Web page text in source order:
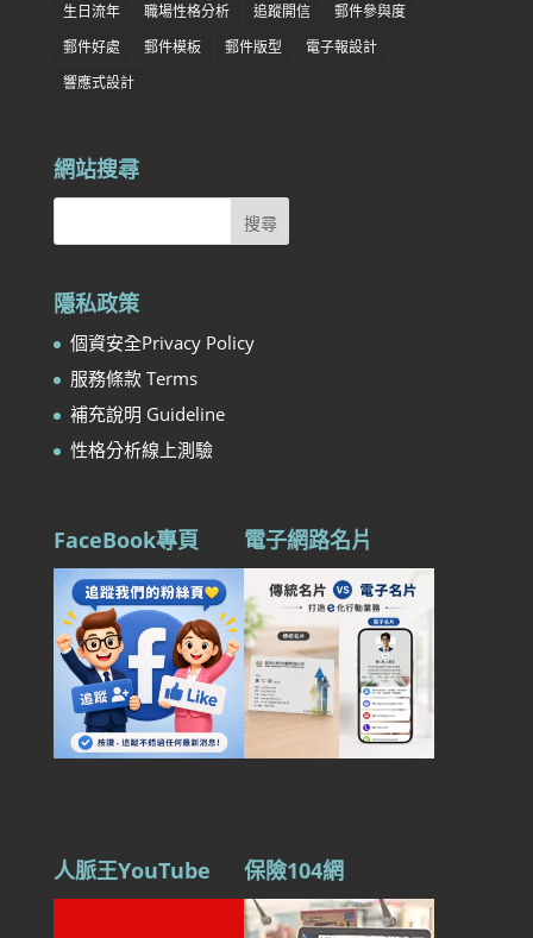
生日流年
職場性格分析 追蹤開信
郵件參與度
郵件好處
郵件模板 郵件版型
電子報設計
響應式設計
網站搜尋
隱私政策
個資安全Privacy Policy
服務條款 Terms
補充說明 Guideline
性格分析線上測驗
FaceBook專頁 電子網路名片
人脈王YouTube 保險104網